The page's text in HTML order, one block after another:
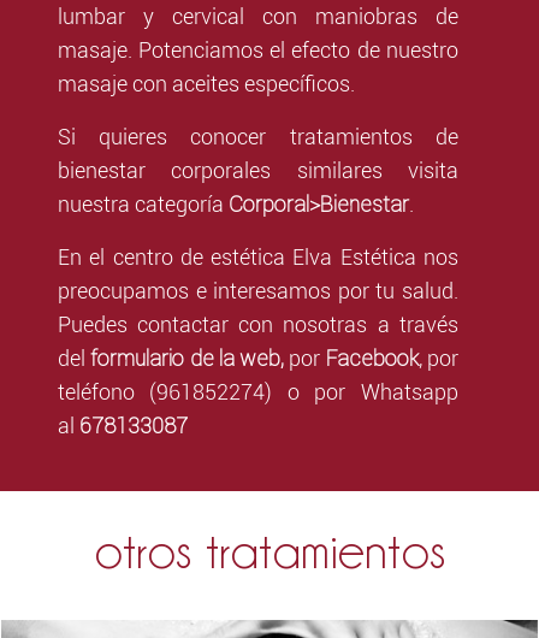
lumbar y cervical con maniobras de
masaje. Potenciamos el efecto de nuestro
masaje con aceites específicos.
Si quieres conocer tratamientos de
bienestar corporales similares visita
nuestra categoría Corporal>Bienestar.
En el centro de estética Elva Estética nos
preocupamos e interesamos por tu salud.
Puedes contactar con nosotras a través
del formulario de la web, por Facebook, por
teléfono (961852274) o por Whatsapp
al 678133087
otros tratamientos